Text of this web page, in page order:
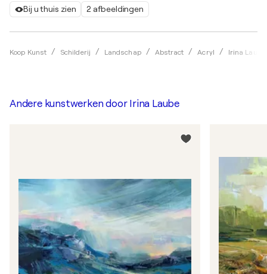
Bij u thuis zien 2 afbeeldingen
Koop Kunst Schilderij Landschap Abstract Acryl Irina Laube
Andere kunstwerken door Irina Laube